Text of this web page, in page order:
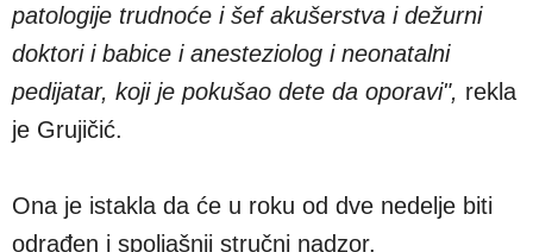
patologije trudnoće i šef akušerstva i dežurni
doktori i babice i anesteziolog i neonatalni
pedijatar, koji je pokušao dete da oporavi", rekla
je Grujičić.
Ona je istakla da će u roku od dve nedelje biti
odrađen i spoljašnji stručni nadzor.